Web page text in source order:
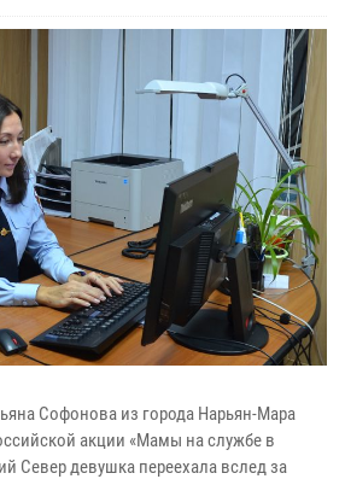
Софонова из города Нарьян-Мара
акции «Мамы на службе в
Север девушка переехала вслед за